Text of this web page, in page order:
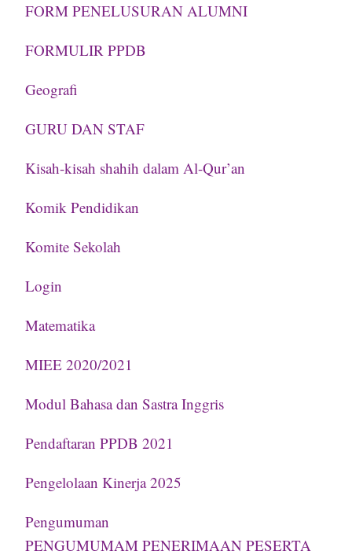
FORM PENELUSURAN ALUMNI
FORMULIR PPDB
Geografi
GURU DAN STAF
Kisah-kisah shahih dalam Al-Qur’an
Komik Pendidikan
Komite Sekolah
Login
Matematika
MIEE 2020/2021
Modul Bahasa dan Sastra Inggris
Pendaftaran PPDB 2021
Pengelolaan Kinerja 2025
Pengumuman
PENGUMUMAM PENERIMAAN PESERTA